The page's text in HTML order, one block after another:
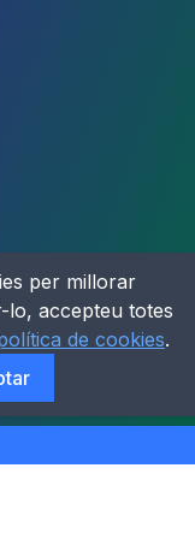
per millorar
lo, accepteu totes
de cookies.